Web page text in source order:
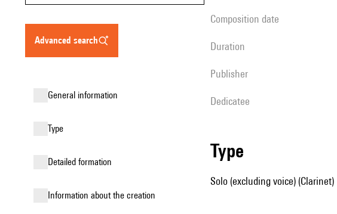
advanced search
general information
type
detailed formation
information about the creation
composition date
duration
publisher
Dedicatee
type
Solo (excluding voice) (Clarinet)